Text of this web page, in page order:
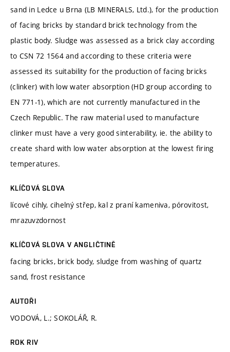
sand in Ledce u Brna (LB MINERALS, Ltd.), for the production
of facing bricks by standard brick technology from the
plastic body. Sludge was assessed as a brick clay according
to CSN 72 1564 and according to these criteria were
assessed its suitability for the production of facing bricks
(clinker) with low water absorption (HD group according to
EN 771-1), which are not currently manufactured in the
Czech Republic. The raw material used to manufacture
clinker must have a very good sinterability, ie. the ability to
create shard with low water absorption at the lowest firing
temperatures.
KLÍČOVÁ SLOVA
lícové cihly, cihelný střep, kal z praní kameniva, pórovitost,
mrazuvzdornost
KLÍČOVÁ SLOVA V ANGLIČTINĚ
facing bricks, brick body, sludge from washing of quartz
sand, frost resistance
AUTOŘI
VODOVÁ, L.; SOKOLÁŘ, R.
ROK RIV